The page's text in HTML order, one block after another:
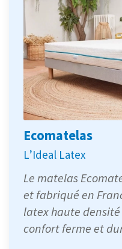
Ecomatelas
L’Ideal Latex
Le matelas
et fabriqué en
latex haute
confort ferme et